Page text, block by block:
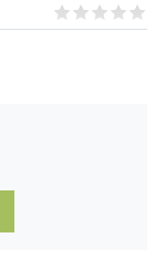
Give it 1/5
Give it 2/5
Give it 3/5
Give it 4/5
Give it 5/5